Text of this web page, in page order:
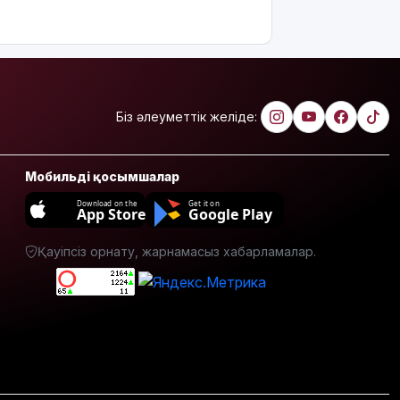
«Байсат»
базары
жаңа иесін
тапты
Қарағандада
Z белгісі
бар жейде
Біз әлеуметтік желіде:
Мобильді қосымшалар
Download on the
App Store
Get it on
Google Play
Қауіпсіз орнату, жарнамасыз хабарламалар.